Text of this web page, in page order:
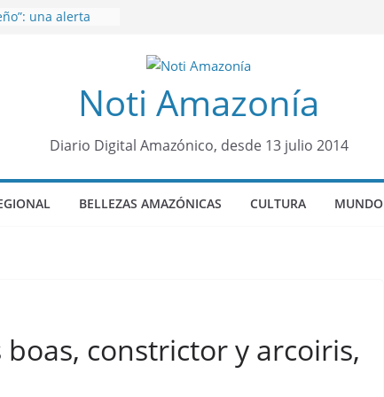
una alerta
encontrados
de Alison,
sensación de
Colo de Chile
Noti Amazonía
Diario Digital Amazónico, desde 13 julio 2014
BELLEZAS AMAZÓNICAS CULTURA MUNDO
boas, constrictor y arcoiris,